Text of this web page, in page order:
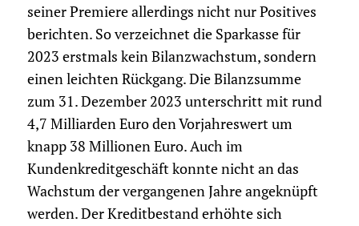
seiner Premiere allerdings nicht nur Positives
berichten. So verzeichnet die Sparkasse für
2023 erstmals kein Bilanzwachstum, sondern
einen leichten Rückgang. Die Bilanzsumme
zum 31. Dezember 2023 unterschritt mit rund
4,7 Milliarden Euro den Vorjahreswert um
knapp 38 Millionen Euro. Auch im
Kundenkreditgeschäft konnte nicht an das
Wachstum der vergangenen Jahre angeknüpft
werden. Der Kreditbestand erhöhte sich